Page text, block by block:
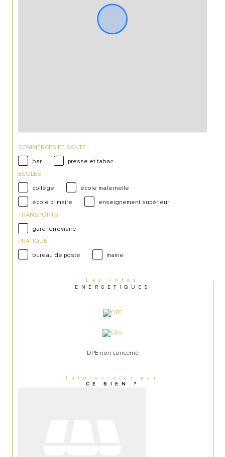
COMMERCES ET SANTÉ
bar
presse et tabac
ECOLES
collège
école maternelle
école primaire
enseignement supérieur
TRANSPORTS
gare ferroviaire
PRATIQUE
bureau de poste
mairie
Les infos
ENERGETIQUES
DPE non concerné
Intéressé(e) par
CE BIEN ?